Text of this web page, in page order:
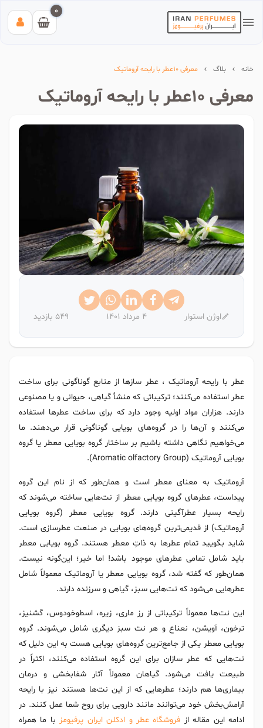
0
بیشترین جستجوی‌های اخیر:
خانه بلاگ معرفی 10عطر با رایحه آروماتیک
معرفی 10عطر با رایحه آروماتیک
اوژن استوار 4 مرداد 1401 549 بازدید
عطر با رایحه آروماتیک ، عطر سازها از منابع گوناگونی برای ساخت
عطر استفاده می‌کنند؛ ترکیباتی که منشأ گیاهی، حیوانی و یا مصنوعی
دارند. هزاران مواد اولیه وجود دارد که برای ساخت عطرها استفاده
می‌کنند و آن‌ها را در گروه‌های بویایی گوناگونی قرار می‌دهند. ما
می‌خواهیم نگاهی داشته باشیم بر ساختار گروه بویایی معطر یا گروه
بویایی آروماتیک (Aromatic olfactory Group).
آروماتیک به معنای معطر است و همان‌طور که از نام این گروه
پیداست، عطرهای گروه بویایی معطر از نت‌هایی ساخته می‌شوند که
رایحه بسیار عطرآگینی دارند. گروه بویایی معطر (گروه بویایی
آروماتیک) از قدیمی‌ترین گروه‌های بویایی در صنعت عطرسازی است.
شاید بگویید تمام عطرها به ذاتِ معطر هستند. گروه بویایی معطر
باید شامل تمامی عطرهای موجود باشد! اما خیر؛ این‌گونه نیست.
همان‌طور که گفته شد، گروه بویایی معطر یا آروماتیک معمولاً شامل
عطرهایی می‌شود که نت‌هایی سبز، گیاهی و سرزنده دارند.
این نت‌ها معمولاً ترکیباتی از رز ماری، زیره، اسطوخودوس، گشنیز،
ترخون، آویشن، نعناع و هر نت سبز دیگری شامل می‌شوند. گروه
بویایی معطر یکی از جامع‌ترین گروه‌های بویایی هست به این دلیل که
نت‌هایی که عطر سازان برای این گروه استفاده می‌کنند، اکثراً در
طبیعت یافت می‌شود. گیاهان معمولاً آثار شفابخشی و درمان
بیماری‌ها هم دارند؛ عطرهایی که از این نت‌ها هستند نیز با رایحه
آرامش‌بخش خود می‌توانند مانند دارویی برای روح شما عمل کنند. در
ادامه این مقاله از فروشگاه عطر و ادکلن ایران پرفیومز با ما همراه